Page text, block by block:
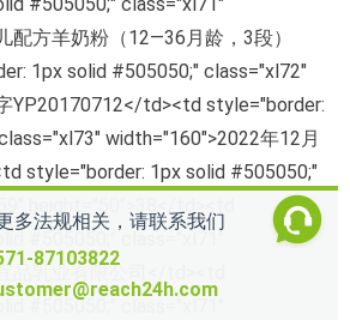
多法规相关，请联系我们
87103822